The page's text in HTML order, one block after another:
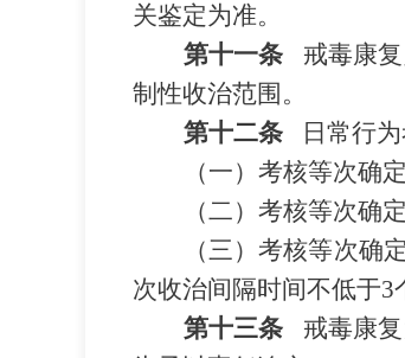
关鉴定为准。
第十一条 戒毒康
制性收治范围。
第十二条日常行为
（一）考核等次确
（二）考核等次确
（三）考核等次确
次收治间隔时间不低于3
第十三条 戒毒康